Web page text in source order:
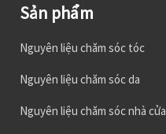
Sản phẩm
Nguyên liệu chăm sóc tóc
Nguyên liệu chăm sóc da
Nguyên liệu chăm sóc nhà cửa